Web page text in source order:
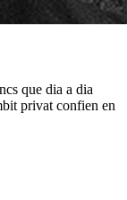
que dia a dia
privat confien en